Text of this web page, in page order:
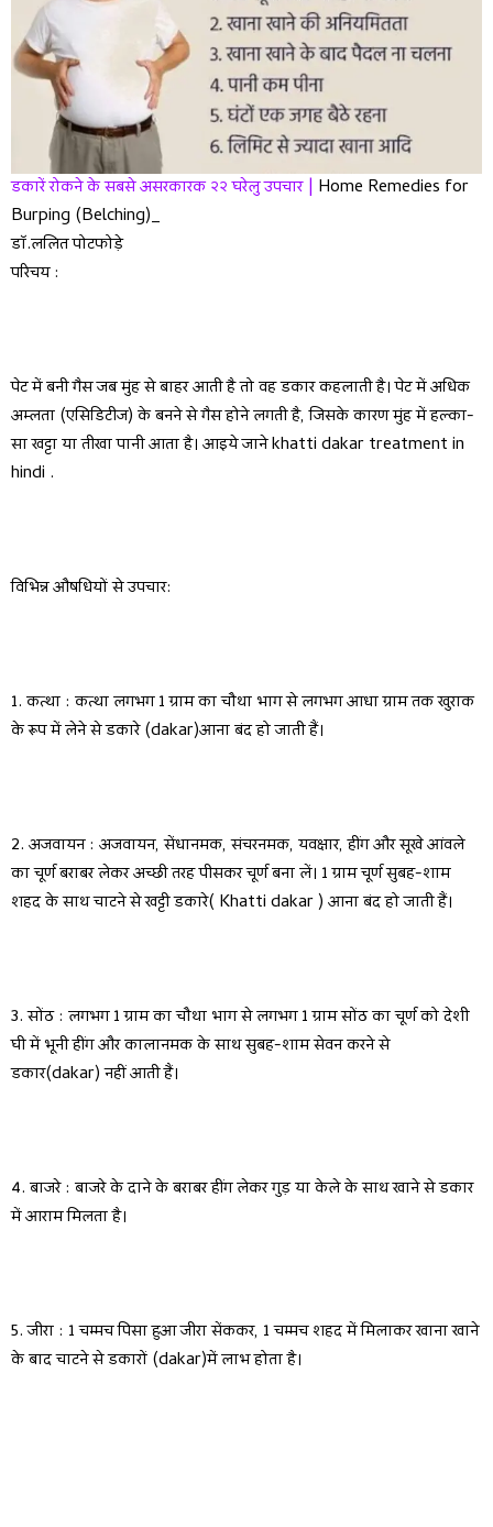
डकारें रोकने के सबसे असरकारक २२ घरेलु उपचार | Home Remedies for
Burping (Belching)_
डॉ.ललित पोटफोड़े
परिचय :
पेट में बनी गैस जब मुंह से बाहर आती है तो वह डकार कहलाती है। पेट में अधिक
अम्लता (एसिडिटीज) के बनने से गैस होने लगती है, जिसके कारण मुंह में हल्का-
सा खट्टा या तीखा पानी आता है। आइये जाने khatti dakar treatment in
hindi .
विभिन्न औषधियों से उपचार:
1. कत्था : कत्था लगभग 1 ग्राम का चौथा भाग से लगभग आधा ग्राम तक खुराक
के रूप में लेने से डकारे (dakar)आना बंद हो जाती हैं।
2. अजवायन : अजवायन, सेंधानमक, संचरनमक, यवक्षार, हींग और सूखे आंवले
का चूर्ण बराबर लेकर अच्छी तरह पीसकर चूर्ण बना लें। 1 ग्राम चूर्ण सुबह-शाम
शहद के साथ चाटने से खट्टी डकारे( Khatti dakar ) आना बंद हो जाती हैं।
3. सोंठ : लगभग 1 ग्राम का चौथा भाग से लगभग 1 ग्राम सोंठ का चूर्ण को देशी
घी में भूनी हींग और कालानमक के साथ सुबह-शाम सेवन करने से
डकार(dakar) नहीं आती हैं।
4. बाजरे : बाजरे के दाने के बराबर हींग लेकर गुड़ या केले के साथ खाने से डकार
में आराम मिलता है।
5. जीरा : 1 चम्मच पिसा हुआ जीरा सेंककर, 1 चम्मच शहद में मिलाकर खाना खाने
के बाद चाटने से डकारों (dakar)में लाभ होता है।